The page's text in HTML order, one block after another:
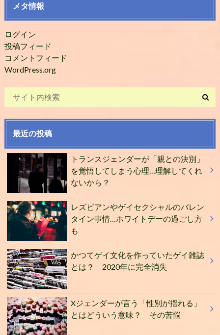
メタ情報
ログイン
投稿フィード
コメントフィード
WordPress.org
最近の投稿
トランスジェンダーが「親との決別」
を覚悟してしまう心理…理解してくれ
ないから？
レズビアンやゲイセクシャルのバレン
タイン事情…ホワイトデーの過ごし方
も
かつてゲイ文化を作っていたゲイ雑誌
とは？ 2020年に完全消失
Xジェンダーが言う「性別が揺れる」
とはどういう意味？ その苦悩